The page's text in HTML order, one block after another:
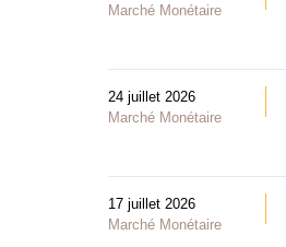
Marché Monétaire
24 juillet 2026
Marché Monétaire
17 juillet 2026
Marché Monétaire